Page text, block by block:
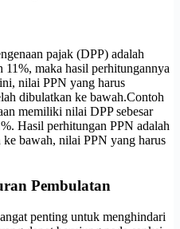
pajak (DPP) adalah
maka hasil perhitungannya
nilai PPN yang harus
dibulatkan ke bawah.Contoh
memiliki nilai DPP sebesar
Hasil perhitungan PPN adalah
bawah, nilai PPN yang harus
Pembulatan
penting untuk menghindari